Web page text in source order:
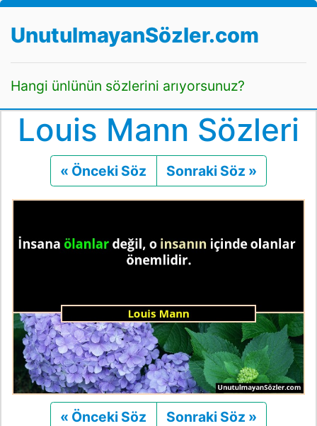
UnutulmayanSözler.com
Hangi ünlünün sözlerini arıyorsunuz?
Louis Mann Sözleri
« Önceki Söz Önceki
Sonraki Söz »
« Önceki Söz Önceki
Sonraki Söz »